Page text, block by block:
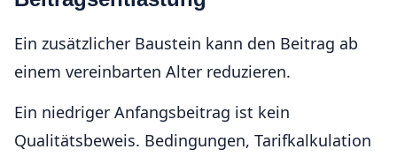
Ein zusätzlicher Baustein kann den Beitrag ab
einem vereinbarten Alter reduzieren.
Ein niedriger Anfangsbeitrag ist kein
Qualitätsbeweis. Bedingungen, Tarifkalkulation